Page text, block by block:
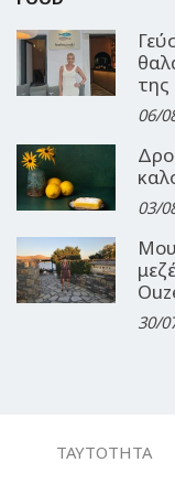
06/
03/
30/
ΤΑΥΤΌΤΗΤΑ